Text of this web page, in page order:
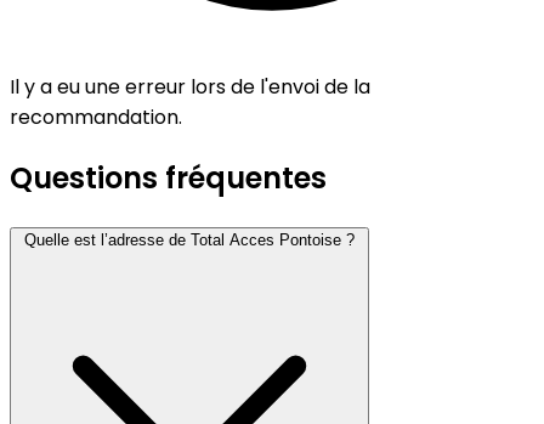
Il y a eu une erreur lors de l'envoi de la
recommandation.
Questions fréquentes
Quelle est l’adresse de Total Acces Pontoise ?